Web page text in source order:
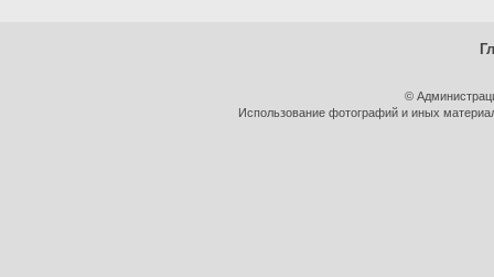
©
Использование фотографий и иных